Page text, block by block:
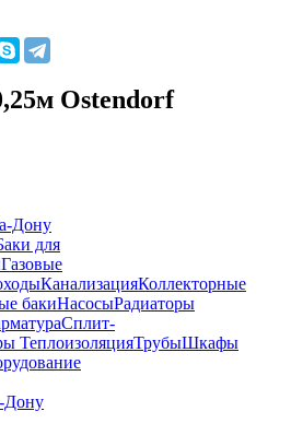
Ostendorf
Дону
для
Газовые
КанализацияКоллекторные
бакиНасосыРадиаторы
Сплит-
ТеплоизоляцияТрубыШкафы
Дону